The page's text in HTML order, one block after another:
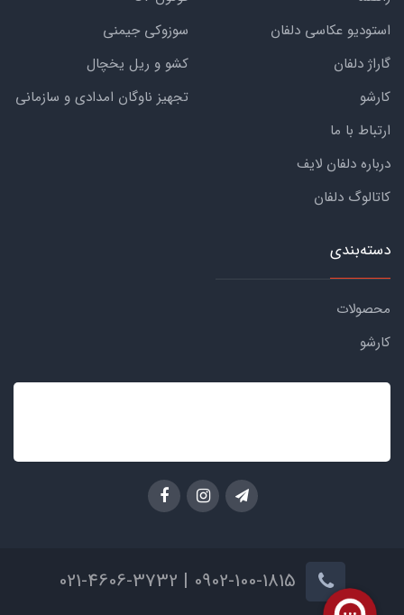
استودیو عکاسی دلفان
گاراژ دلفان
کارشو
ارتباط با ما
درباره دلفان لایف
کاتالوگ دلفان
سوزوکی جیمنی
کشو و ریل یخچال
تجهیز ناوگان امدادی و سازمانی
دسته‌بندی
محصولات
کارشو